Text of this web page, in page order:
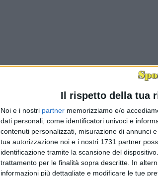
Il rispetto della tua
Noi e i nostri partner memorizziamo e/o
dati personali, come identificatori univoci e
contenuti personalizzati, misurazione di annunci
tua autorizzazione noi e i nostri 1731 partner
identificazione tramite la scansione del
trattamento per le finalità sopra descritte. In
informazioni più dettagliate e modificare le tue